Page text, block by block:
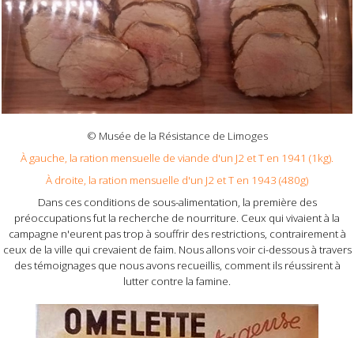
© Musée de la Résistance de Limoges
À gauche, la ration mensuelle de viande d'un J2 et T en 1941 (1kg).
À droite, la ration mensuelle d'un J2 et T en 1943 (480g)
Dans ces conditions de sous-alimentation, la première des
préoccupations fut la recherche de nourriture. Ceux qui vivaient à la
campagne n'eurent pas trop à souffrir des restrictions, contrairement à
ceux de la ville qui crevaient de faim. Nous allons voir ci-dessous à travers
des témoignages que nous avons recueillis, comment ils réussirent à
lutter contre la famine.